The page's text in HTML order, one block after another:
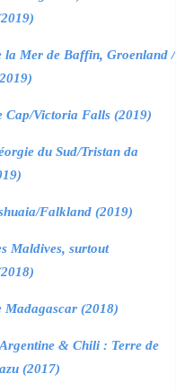
la Mer de Baffin, Groenland /
Cap/Victoria Falls (2019)
du Sud/Tristan da
Falkland (2019)
Maldives, surtout
Madagascar (2018)
& Chili : Terre de
(2017)